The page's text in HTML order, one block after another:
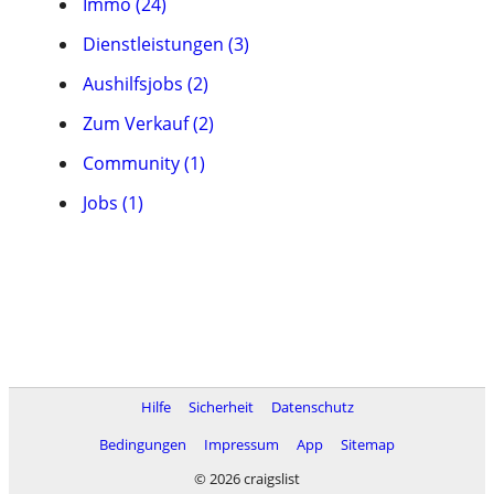
Dienstleistungen (3)
Aushilfsjobs (2)
Zum Verkauf (2)
Community (1)
Jobs (1)
Hilfe Sicherheit
Datenschutz
Bedingungen
Impressum App
Sitemap
© 2026 craigslist